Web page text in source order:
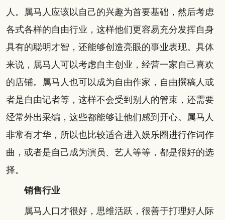
人。属马人应该以自己的兴趣为首要基础，然后考虑
各式各样的自由行业，这样他们更容易充分发挥自身
具有的聪明才智，还能够创造亮眼的事业表现。具体
来说，属马人可以考虑自主创业，经营一家自己喜欢
的店铺。属马人也可以成为自由作家，自由撰稿人或
者是自由记者等，这样不会受到别人的管束，还需要
经常外出采编，这些都能够让他们感到开心。属马人
非常有才华，所以也比较适合进入娱乐圈进行作词作
曲，或者是自己成为演员、艺人等等，都是很好的选
择。
销售行业
属马人口才很好，思维活跃，很善于打理好人际